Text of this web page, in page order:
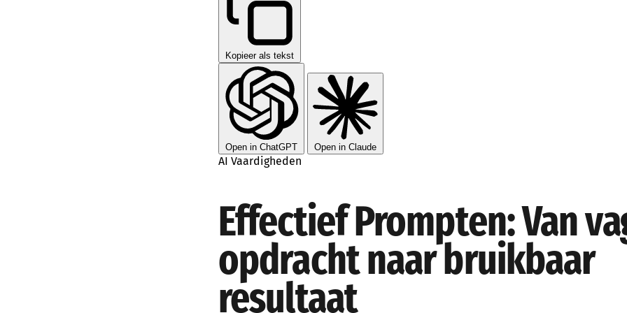
Kopieer als tekst
Open in ChatGPT Open in Claude
AI Vaardigheden
Effectief Prompten: Van
opdracht naar bruikbaar
resultaat